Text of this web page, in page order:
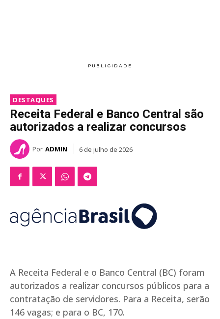
DESTAQUES
Receita Federal e Banco Central são
autorizados a realizar concursos
Por ADMIN 6 de julho de 2026
A Receita Federal e o Banco Central (BC) foram
autorizados a realizar concursos públicos para a
contratação de servidores. Para a Receita, serão
146 vagas; e para o BC, 170.